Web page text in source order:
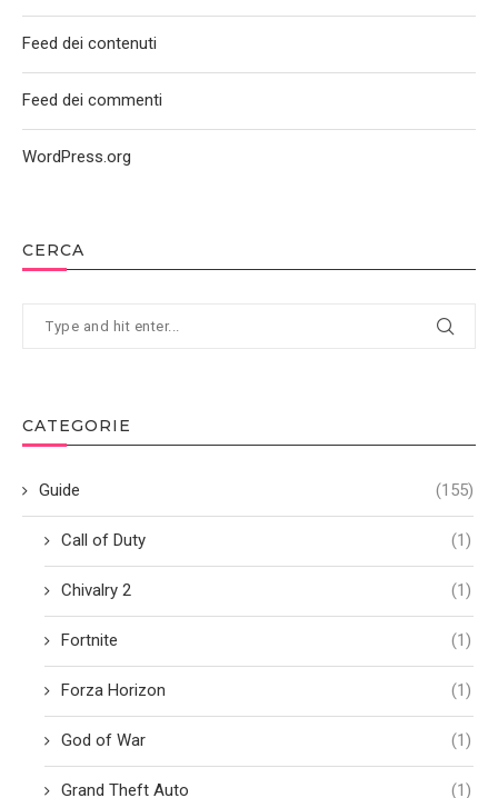
CERCA
CATEGORIE
Guide (155)
Call of Duty (1)
Chivalry 2 (1)
Fortnite (1)
Forza Horizon (1)
God of War (1)
Grand Theft Auto (1)
Feed dei contenuti
Feed dei commenti
WordPress.org